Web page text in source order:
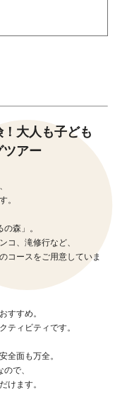
大人も子ども
ツアー
。
森」。
コ、滝修行など、
コースをご用意していま
すすめ。
ティビティです。
全面も万全。
で、
けます。